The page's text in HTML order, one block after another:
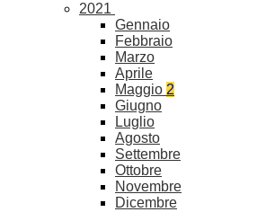
2021
Gennaio
Febbraio
Marzo
Aprile
Maggio 2
Giugno
Luglio
Agosto
Settembre
Ottobre
Novembre
Dicembre